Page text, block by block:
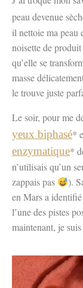
peau devenue
il nettoie ma peau
noisette de
qu’elle se
masse
le trouve juste
Le soir, pour me
yeux biphasé*
enzymatique*
n’utilisais qu’un
zappais pas
).
en Mars a
l’une des pistes
maintenant, je